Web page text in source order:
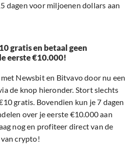
dagen voor miljoenen dollars aan
gratis en betaal geen
eerste €10.000!
Newsbit en Bitvavo door nu een
de knop hieronder. Stort slechts
gratis. Bovendien kun je 7 dagen
over je eerste €10.000 aan
nog en profiteer direct van de
crypto!